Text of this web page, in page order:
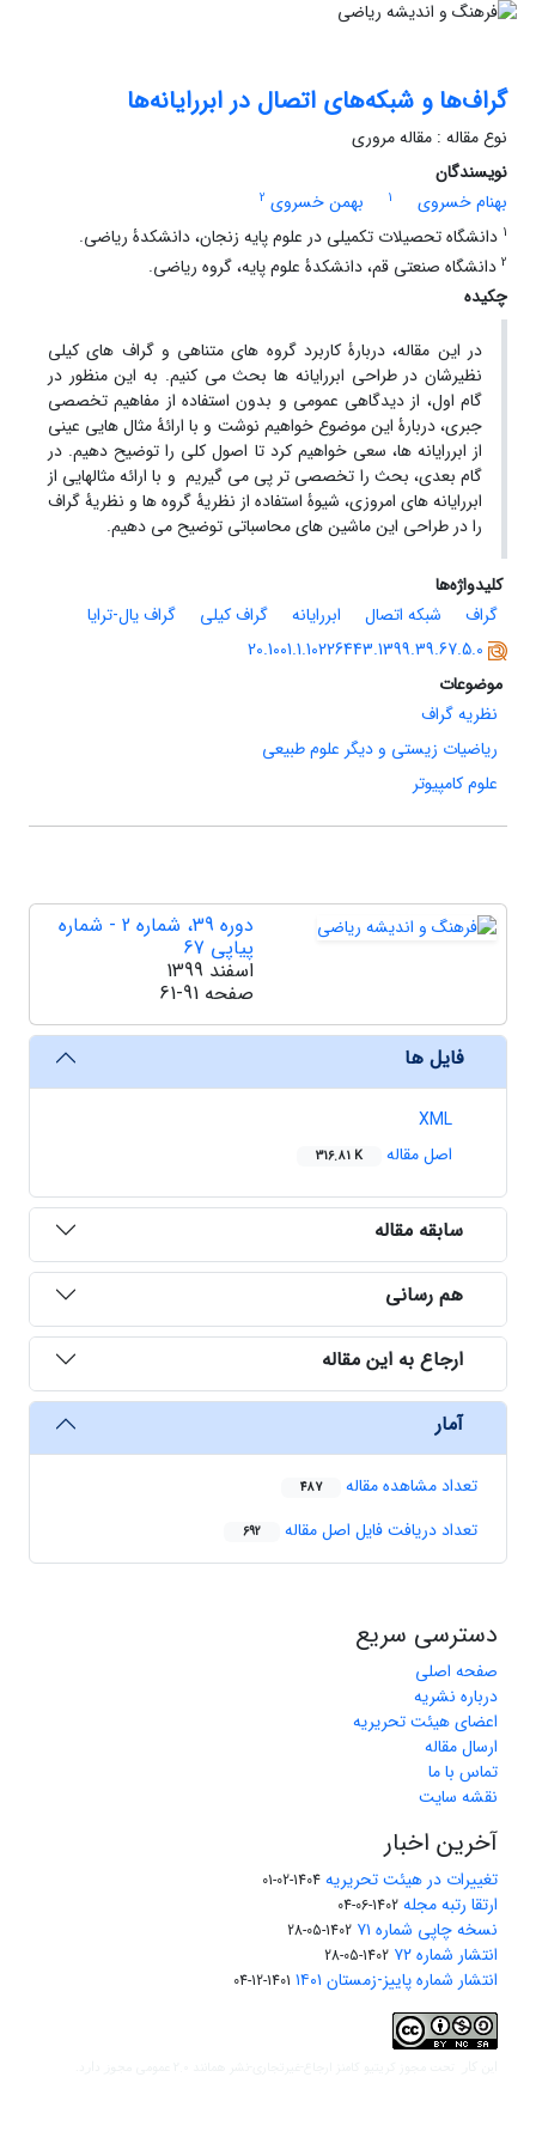
گراف‌ها و شبکه‌های اتصال در ابررایانه‌ها
نوع مقاله : مقاله مروری
نویسندگان
بهنام خسروی
1 بهمن خسروی 2
1 دانشگاه تحصیلات تکمیلی در علوم پایه زنجان، دانشکدۀ ریاضی.
2 دانشگاه صنعتی قم، دانشکدۀ علوم پایه، گروه ریاضی.
چکیده
در این مقاله، دربارۀ کاربرد گروه های متناهی و گراف های کیلی
نظیرشان در طراحی ابررایانه ها بحث می کنیم. به این منظور در
گام اول، از دیدگاهی عمومی و بدون استفاده از مفاهیم تخصصی
جبری، دربارۀ این موضوع خواهیم نوشت و با ارائۀ مثال هایی عینی
از ابررایانه ها، سعی خواهیم کرد تا اصول کلی را توضیح دهیم. در
گام بعدی، بحث را تخصصی تر پی می گیریم و با ارائه مثالهایی از
ابررایانه های امروزی، شیوۀ استفاده از نظریۀ گروه ها و نظریۀ گراف
را در طراحی این ماشین های محاسباتی توضیح می دهیم.
کلیدواژه‌ها
گراف
شبکه اتصال ابررایانه گراف کیلی
گراف یال-ترایا
20.1001.1.10226443.1399.39.67.5.0
موضوعات
نظریه گراف
ریاضیات زیستی و دیگر علوم طبیعی
علوم کامپیوتر
دوره 39، شماره 2 - شماره
پیاپی 67
اسفند 1399
صفحه 61-91
فایل ها
XML
اصل مقاله
316.81 K
سابقه مقاله
هم رسانی
ارجاع به این مقاله
آمار
تعداد مشاهده مقاله 487
تعداد دریافت فایل اصل مقاله 692
دسترسی سریع
صفحه اصلی
درباره نشریه
اعضای هیئت تحریریه
ارسال مقاله
تماس با ما
نقشه سایت
آخرین اخبار
تغییرات در هیئت تحریریه 1404-02-01
ارتقا رتبه مجله 1402-06-04
نسخه چاپی شماره ۷۱ 1402-05-28
انتشار شماره ۷۲ 1402-05-28
انتشار شماره پاییز-زمستان ۱۴۰۱ 1401-12-04